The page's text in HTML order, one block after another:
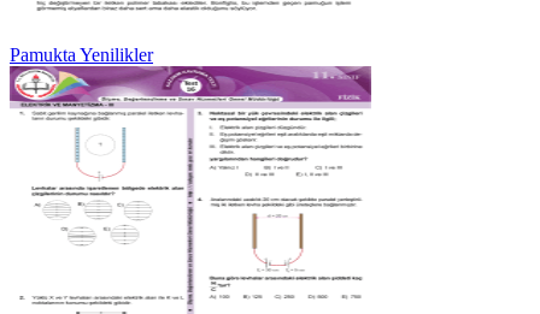
Pamukta Yenilikler